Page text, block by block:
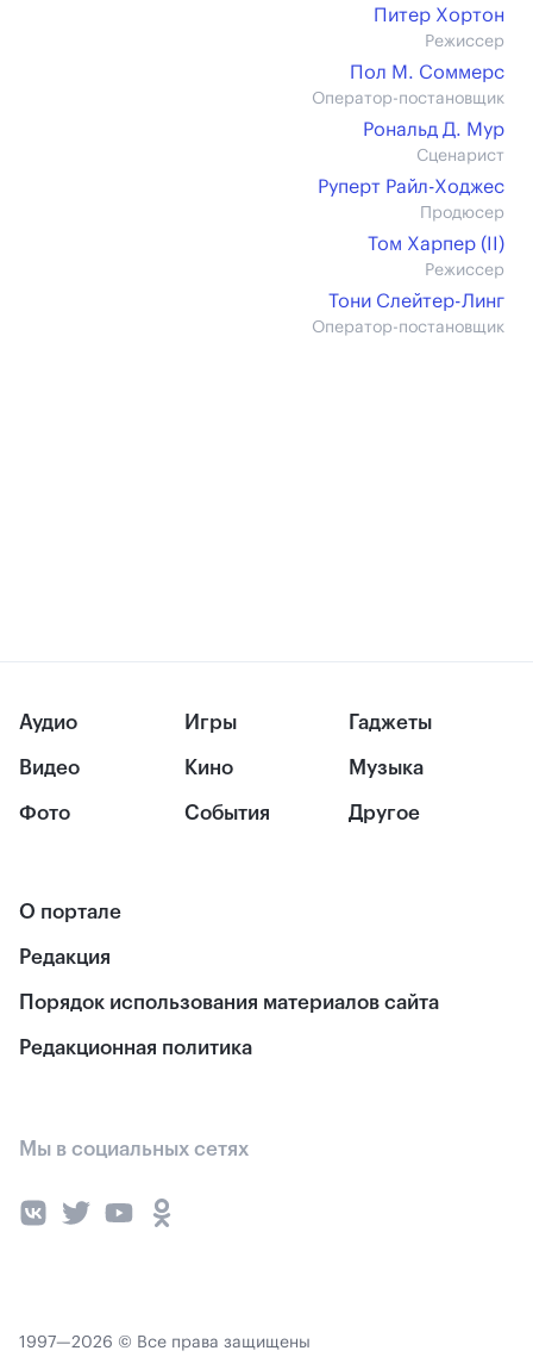
Питер Хортон
Режиссер
Пол М. Соммерс
Оператор-постановщик
Рональд Д. Мур
Сценарист
Руперт Райл-Ходжес
Продюсер
Том Харпер (II)
Режиссер
Тони Слейтер-Линг
Оператор-постановщик
Аудио
Видео
Фото
Игры
Кино
События
Гаджеты
Музыка
Другое
О портале
Редакция
Порядок использования материалов сайта
Редакционная политика
Мы в социальных сетях
1997—2026 © Все права защищены